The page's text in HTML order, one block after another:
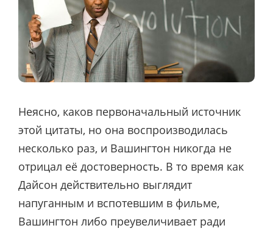
Неясно, каков первоначальный источник
этой цитаты, но она воспроизводилась
несколько раз, и Вашингтон никогда не
отрицал её достоверность. В то время как
Дайсон действительно выглядит
напуганным и вспотевшим в фильме,
Вашингтон либо преувеличивает ради